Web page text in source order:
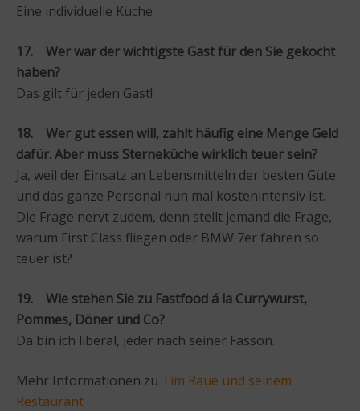
Eine individuelle Küche
17. Wer war der wichtigste Gast für den Sie gekocht
haben?
Das gilt für jeden Gast!
18. Wer gut essen will, zahlt häufig eine Menge Geld
dafür. Aber muss Sterneküche wirklich teuer sein?
Ja, weil der Einsatz an Lebensmitteln der besten Güte
und das ganze Personal nun mal kostenintensiv ist.
Die Frage nervt zudem, denn stellt jemand die Frage,
warum First Class fliegen oder BMW 7er fahren so
teuer ist?
19. Wie stehen Sie zu Fastfood á la Currywurst,
Pommes, Döner und Co?
Da bin ich liberal, jeder nach seiner Fasson.
Mehr Informationen zu Tim Raue und seinem
Restaurant